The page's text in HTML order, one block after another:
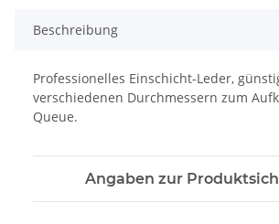
Beschreibung
Professionelles Einschicht-Leder,
verschiedenen Durchmessern zum
Queue.
Angaben zur